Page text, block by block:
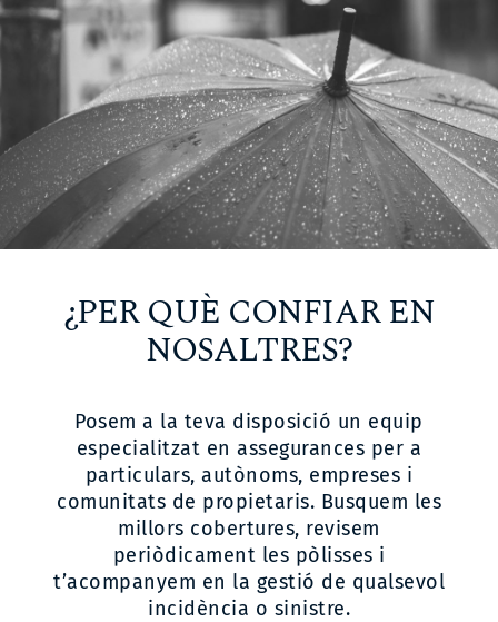
¿PER QUÈ CONFIAR EN
NOSALTRES?
Posem a la teva disposició un equip
especialitzat en assegurances per a
particulars, autònoms, empreses i
comunitats de propietaris. Busquem les
millors cobertures, revisem
periòdicament les pòlisses i
t’acompanyem en la gestió de qualsevol
incidència o sinistre.